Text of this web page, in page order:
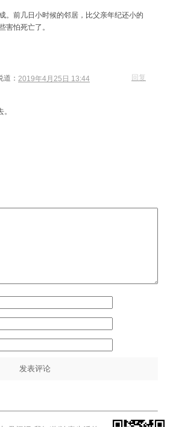
。前几日小时候的邻居，比父亲年纪还小的
害怕死亡了。
道： 2019年4月25日 13:44 回复